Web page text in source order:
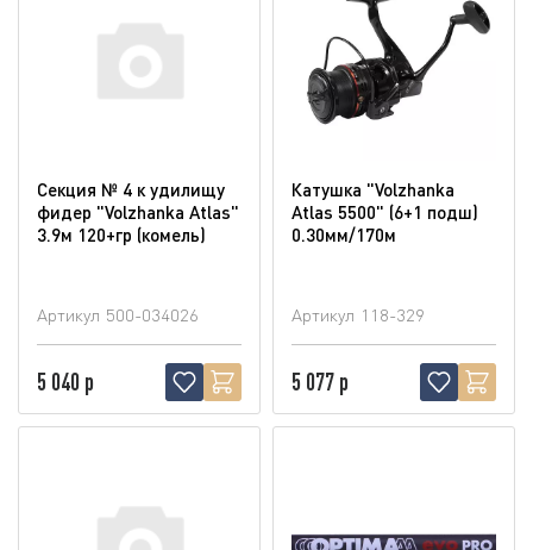
Секция № 4 к удилищу
фидер "Volzhanka Atlas"
3.9м 120+гр (комель)
Артикул 500-034026
5 040 р
Катушка "Volzhanka
Atlas 5500" (6+1 подш)
0.30мм/170м
Артикул 118-329
5 077 р